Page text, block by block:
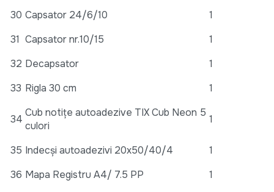
30 Capsator 24/6/10
1
31 Capsator nr.10/15
1
32 Decapsator
1
33 Rigla 30 cm 1
34
Cub notițe autoadezive TIX Cub Neon 5
culori
1
35 Indecși autoadezivi 20x50/40/4
1
36 Mapa Registru A4/ 7.5 PP
1